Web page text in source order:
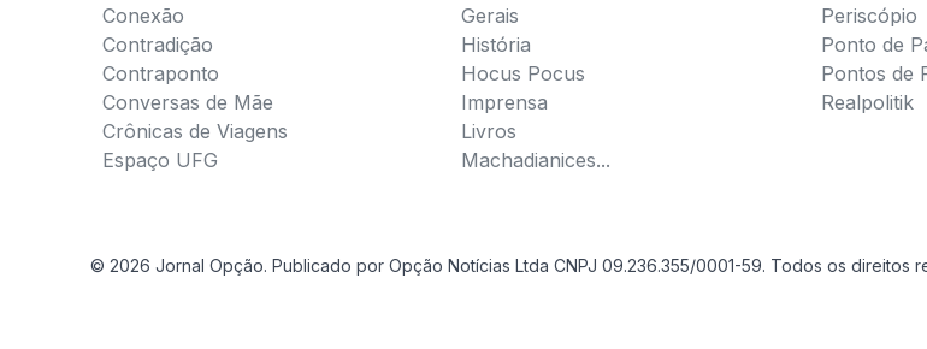
Conexão
Contradição
Contraponto
Conversas de Mãe
Crônicas de Viagens
Espaço UFG
Gerais
História
Hocus Pocus
Imprensa
Livros
Machadianices...
Periscópio
Ponto de
Pontos de
Realpolitik
© 2026 Jornal Opção. Publicado por Opção Notícias Ltda CNPJ 09.236.355/0001-59. Todos os direitos